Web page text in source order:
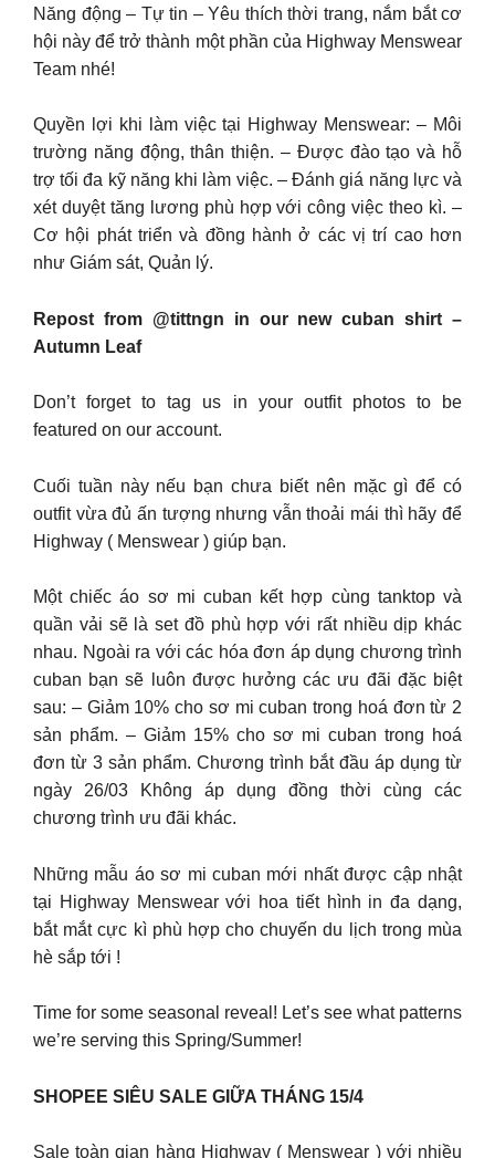
Năng động – Tự tin – Yêu thích thời trang, nắm bắt cơ
hội này để trở thành một phần của Highway Menswear
Team nhé!
Quyền lợi khi làm việc tại Highway Menswear: – Môi
trường năng động, thân thiện. – Được đào tạo và hỗ
trợ tối đa kỹ năng khi làm việc. – Đánh giá năng lực và
xét duyệt tăng lương phù hợp với công việc theo kì. –
Cơ hội phát triển và đồng hành ở các vị trí cao hơn
như Giám sát, Quản lý.
Repost from @tittngn in our new cuban shirt –
Autumn Leaf
Don’t forget to tag us in your outfit photos to be
featured on our account.
Cuối tuần này nếu bạn chưa biết nên mặc gì để có
outfit vừa đủ ấn tượng nhưng vẫn thoải mái thì hãy để
Highway ( Menswear ) giúp bạn.
Một chiếc áo sơ mi cuban kết hợp cùng tanktop và
quần vải sẽ là set đồ phù hợp với rất nhiều dịp khác
nhau. Ngoài ra với các hóa đơn áp dụng chương trình
cuban bạn sẽ luôn được hưởng các ưu đãi đặc biệt
sau: – Giảm 10% cho sơ mi cuban trong hoá đơn từ 2
sản phẩm. – Giảm 15% cho sơ mi cuban trong hoá
đơn từ 3 sản phẩm. Chương trình bắt đầu áp dụng từ
ngày 26/03 Không áp dụng đồng thời cùng các
chương trình ưu đãi khác.
Những mẫu áo sơ mi cuban mới nhất được cập nhật
tại Highway Menswear với hoa tiết hình in đa dạng,
bắt mắt cực kì phù hợp cho chuyến du lịch trong mùa
hè sắp tới !
Time for some seasonal reveal! Let’s see what patterns
we’re serving this Spring/Summer!
SHOPEE SIÊU SALE GIỮA THÁNG 15/4
Sale toàn gian hàng Highway ( Menswear ) với nhiều